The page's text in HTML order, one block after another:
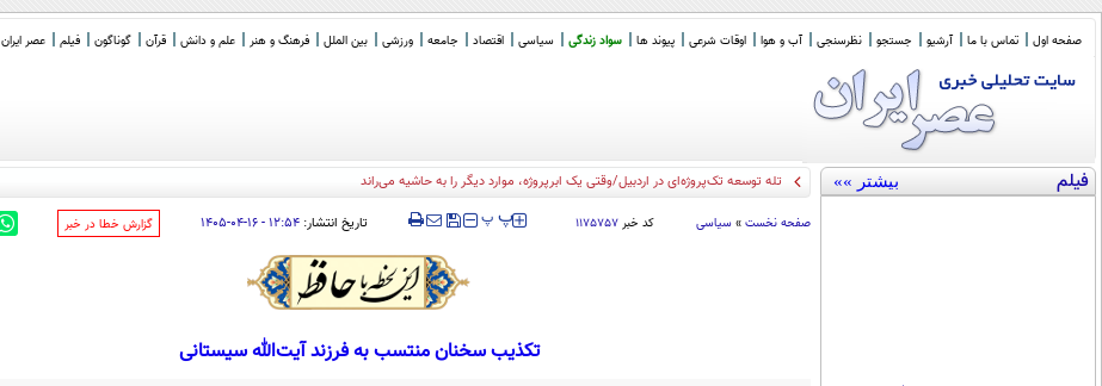
صفحه اول تماس با ما آرشیو جستجو نظرسنجی آب و هوا اوقات شرعی پیوند ها سواد زندگی سیاسی اقتصاد جامعه ورزشی بین الملل فرهنگ و هنر علم و دانش قرآن گوناگون فیلم عصر ایران 2
فیلم بیشتر »» تله توسعه تک‌پروژه‌ای در اردبیل/وقتی یک ابرپروژه، موارد دیگر را به حاشیه می‌راند
صفحه نخست » سیاسی کد خبر ۱۱۷۵۷۵۷ ‍‍‍ پ پ تاریخ انتشار: ۱۲:۵۴ - ۱۶-۰۴-۱۴۰۵ ‌گزارش خطا در خبر
تکذیب سخنان منتسب به فرزند آیت‌الله سیستانی